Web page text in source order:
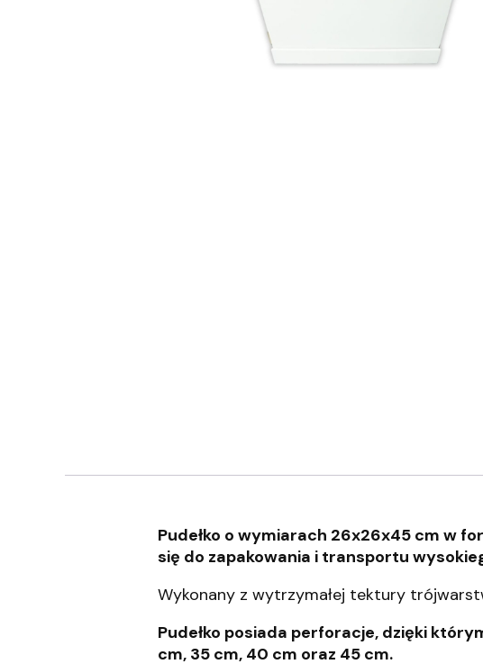
Pudełko o wymiarach 26x26x45 cm w
się do zapakowania i transportu
Wykonany z wytrzymałej tektury
Pudełko posiada perforacje, dzięki
cm, 35 cm, 40 cm oraz 45 cm.